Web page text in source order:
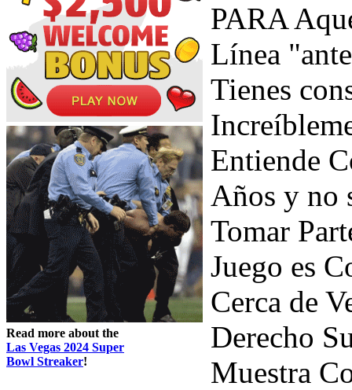
Read more about the
Las Vegas 2024 Super
Bowl Streaker!
PARA
Línea
Tienes
Entiende
Años y no
Tomar
Juego es
Cerca de
Derecho
Muestra